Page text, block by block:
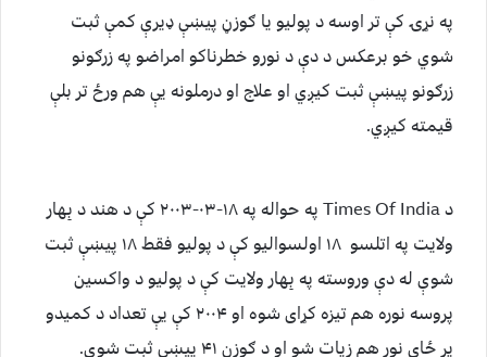
په نړۍ کې تر اوسه د پولیو یا ګوزڼ پیښې ډیرې کمې ثبت
شوي خو برعکس د دې د نورو خطرناکو امراضو په زرګونو
زرګونو پیښې ثبت کیږي او علاج او درملونه یې هم ورځ تر بلې
قیمته کیږي.
د Times Of India په حواله په ۱۸-۰۳-۲۰۰۳ کې د هند د بِهار
ولایت په اتلسو ۱۸ اولسواليو کې د پولیو فقط ۱۸ پیښې ثبت
شوې له دې وروسته په بِهار ولایت کې د پولیو د واکسین
پروسه نوره هم تیزه کړای شوه او ۲۰۰۴ کې یې تعداد د کمیدو
پر ځای نور هم زیات شو او د ګوزڼ ۴۱ پیښې ثبت شوې.